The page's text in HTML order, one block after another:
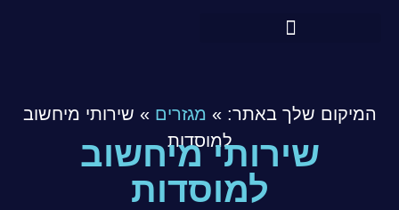
המיקום שלך באתר:» מגזרים » שירותי מיחשוב
למוסדות
שירותי מיחשוב
למוסדות